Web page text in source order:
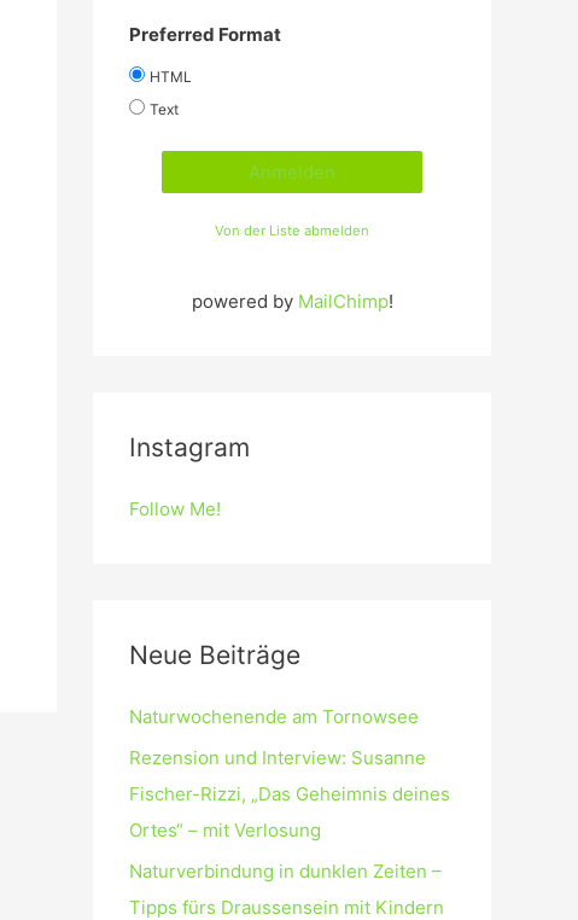
Preferred Format
HTML
Text
Von der Liste abmelden
powered by MailChimp!
Instagram
Follow Me!
Neue Beiträge
Naturwochenende am Tornowsee
Rezension und Interview: Susanne
Fischer-Rizzi, „Das Geheimnis deines
Ortes“ – mit Verlosung
Naturverbindung in dunklen Zeiten –
Tipps fürs Draussensein mit Kindern